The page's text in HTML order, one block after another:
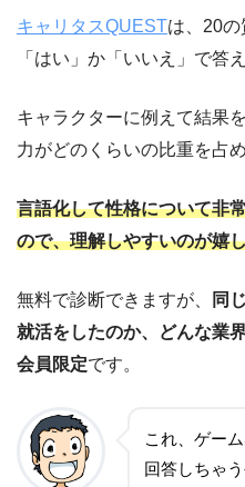
キャリタスQUESTは、20
「はい」か「いいえ」で答
キャラクターに例えて結果
力がどのくらいの比重を占
言語化して性格について非
ので、理解しやすいのが嬉
無料で診断できますが、
同
就活をしたのか、どんな業
会員限定です。
これ、ゲー
回答しちゃう